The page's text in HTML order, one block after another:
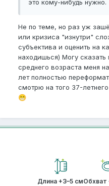
это кому-нибудь нужно.
Не по теме, но раз уж
или кризиса "изнутри"
субъектива и оценить на
находишься) Могу сказать
среднего возраста меня
лет полностью
смотрю на того 37-
😁
Длина +3–5 смОбхват